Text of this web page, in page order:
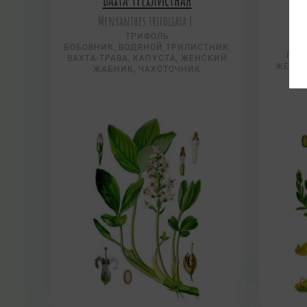
Menyanthes trifoliata L.
ТРИФОЛЬ
БОБОВНИК, ВОДЯНОЙ ТРИЛИСТНИК,
ВАХТА-ТРАВА, КАПУСТА, ЖЕНСКИЙ
ЖАБНИК, ЧАХОТОЧНИК